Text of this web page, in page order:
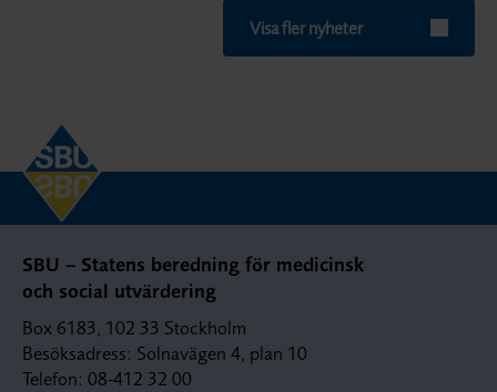
Visa fler nyheter
SBU – Statens beredning för medicinsk
och social utvärdering
Box 6183, 102 33 Stockholm
Besöksadress: Solnavägen 4, plan 10
Telefon: 08-412 32 00